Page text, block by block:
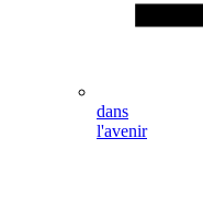
dans
l'avenir